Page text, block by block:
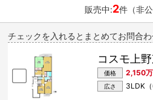
販売中:2件（非
チェックを入れるとまとめてお問合わ
コスモ上
価格 2,150
広さ 3LDK